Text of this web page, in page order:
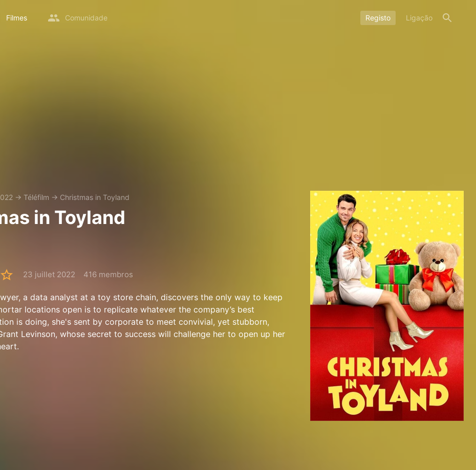
Filmes Comunidade Registo Ligação
→ Téléfilm → Christmas in Toyland
in Toyland
23 juillet 2022 416 membros
a data analyst at a toy store chain, discovers the only way to keep
locations open is to replicate whatever the company’s best
is doing, she's sent by corporate to meet convivial, yet stubborn,
Levinson, whose secret to success will challenge her to open up her